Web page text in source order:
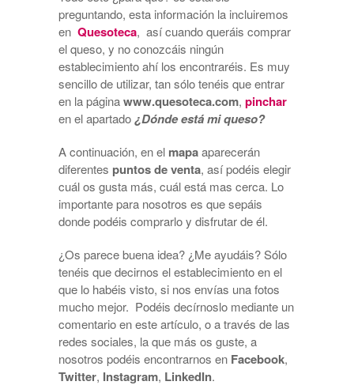
preguntando, esta información la incluiremos
en Quesoteca, así cuando queráis comprar
el queso, y no conozcáis ningún
establecimiento ahí los encontraréis. Es muy
sencillo de utilizar, tan sólo tenéis que entrar
en la páginawww.quesoteca.com, pinchar
en el apartado¿Dónde está mi queso?
A continuación, en el mapaaparecerán
diferentes puntos de venta, así podéis elegir
cuál os gusta más, cuál está mas cerca. Lo
importante para nosotros es que sepáis
donde podéis comprarlo y disfrutar de él.
¿Os parece buena idea? ¿Me ayudáis? Sólo
tenéis que decirnos el establecimiento en el
que lo habéis visto, si nos envías una fotos
mucho mejor. Podéis decírnoslo mediante un
comentario en este artículo, o a través de las
redes sociales, la que más os guste, a
nosotros podéis encontrarnos en Facebook,
Twitter, Instagram, LinkedIn.